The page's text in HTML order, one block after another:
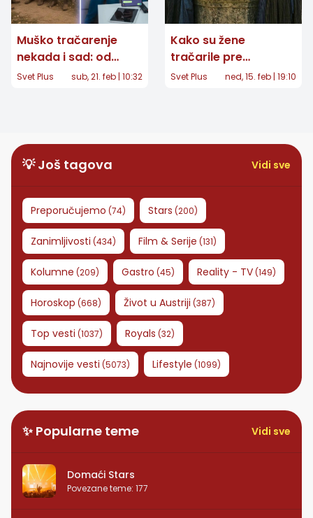
Muško tračarenje
nekada i sad: od
seoske klupe do Viber
Svet Plus sub, 21. feb | 10:32
Kako su žene
tračarile pre
interneta - Bunar,
Svet Plus ned, 15. feb | 19:10
💡 Još tagova Vidi sve
Preporučujemo (74) Stars (200)
Zanimljivosti (434) Film & Serije (131)
Kolumne (209) Gastro (45) Reality - TV(149)
Horoskop (668) Život u Austriji (387)
Top vesti (1037) Royals (32)
Najnovije vesti (5073) Lifestyle (1099)
✨ Popularne teme Vidi sve
Domaći Stars
Povezane teme: 177